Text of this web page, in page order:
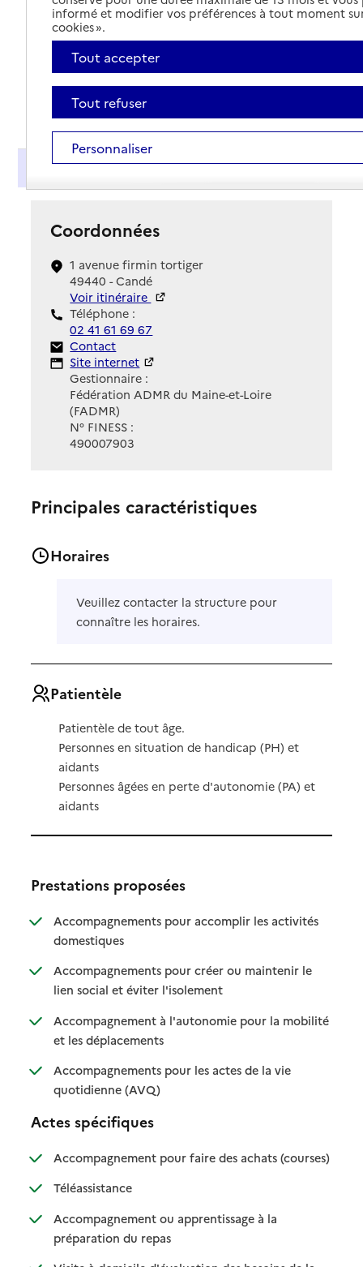
Présentation
Coordonnées
1 avenue firmin tortiger
49440 - Candé
Voir itinéraire
Téléphone :
02 41 61 69 67
Contact
Contact
Site Internet
Site internet
Gestionnaire :
Fédération ADMR du Maine-et-Loire
(FADMR)
N° FINESS :
490007903
Principales caractéristiques
Horaires
Veuillez contacter la structure pour
connaître les horaires.
Patientèle
Patientèle de tout âge.
Personnes en situation de handicap (PH) et
aidants
Personnes âgées en perte d'autonomie (PA) et
aidants
Prestations proposées
Accompagnements pour accomplir les activités
domestiques: disponible
: non disponible
Accompagnements pour créer ou maintenir le
lien social et éviter l'isolement: disponible
: non disponible
Accompagnement à l'autonomie pour la mobilité
et les déplacements: disponible
: non disponible
Accompagnements pour les actes de la vie
quotidienne (AVQ): disponible
: non disponible
Actes spécifiques
Accompagnement pour faire des achats (courses)
:
: non
Téléassistance: disponible
: non disponible
Accompagnement ou apprentissage à la
préparation du repas: disponible
: non disponible
informé et modifier vos préférences à tout moment
cookies ».
Tout accepter
Tout refuser
Personnaliser